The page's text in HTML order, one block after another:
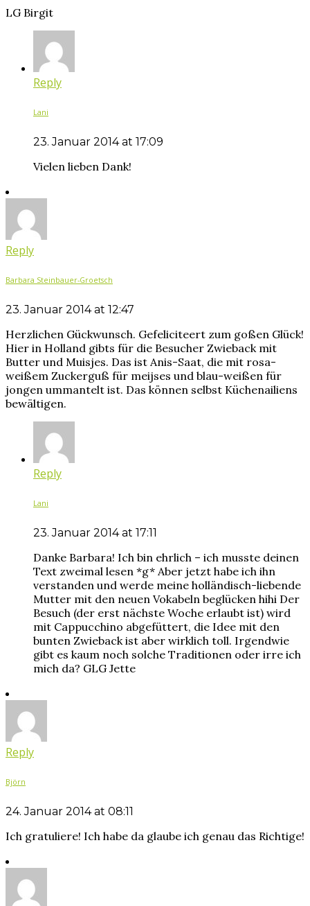
LG Birgit
Reply
Lani
23. Januar 2014 at 17:09
Vielen lieben Dank!
Reply
Barbara Steinbauer-Groetsch
23. Januar 2014 at 12:47
Herzlichen Gückwunsch. Gefeliciteert zum goßen Glück!
Hier in Holland gibts für die Besucher Zwieback mit
Butter und Muisjes. Das ist Anis-Saat, die mit rosa-
weißem Zuckerguß für meijses und blau-weißen für
jongen ummantelt ist. Das können selbst Küchenailiens
bewältigen.
Reply
Lani
23. Januar 2014 at 17:11
Danke Barbara! Ich bin ehrlich – ich musste deinen
Text zweimal lesen *g* Aber jetzt habe ich ihn
verstanden und werde meine holländisch-liebende
Mutter mit den neuen Vokabeln beglücken hihi Der
Besuch (der erst nächste Woche erlaubt ist) wird
mit Cappucchino abgefüttert, die Idee mit den
bunten Zwieback ist aber wirklich toll. Irgendwie
gibt es kaum noch solche Traditionen oder irre ich
mich da? GLG Jette
Reply
Björn
24. Januar 2014 at 08:11
Ich gratuliere! Ich habe da glaube ich genau das Richtige!